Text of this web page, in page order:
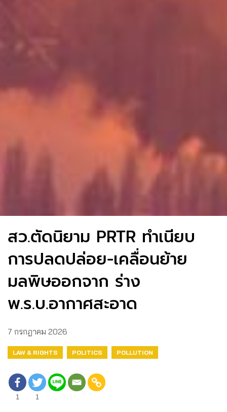
สว.ตัดนิยาม PRTR ทำเนียบ
การปลดปล่อย-เคลื่อนย้าย
มลพิษออกจาก ร่าง
พ.ร.บ.อากาศสะอาด
7 กรกฎาคม 2026
LAW & RIGHTS POLITICS POLLUTION
1 1